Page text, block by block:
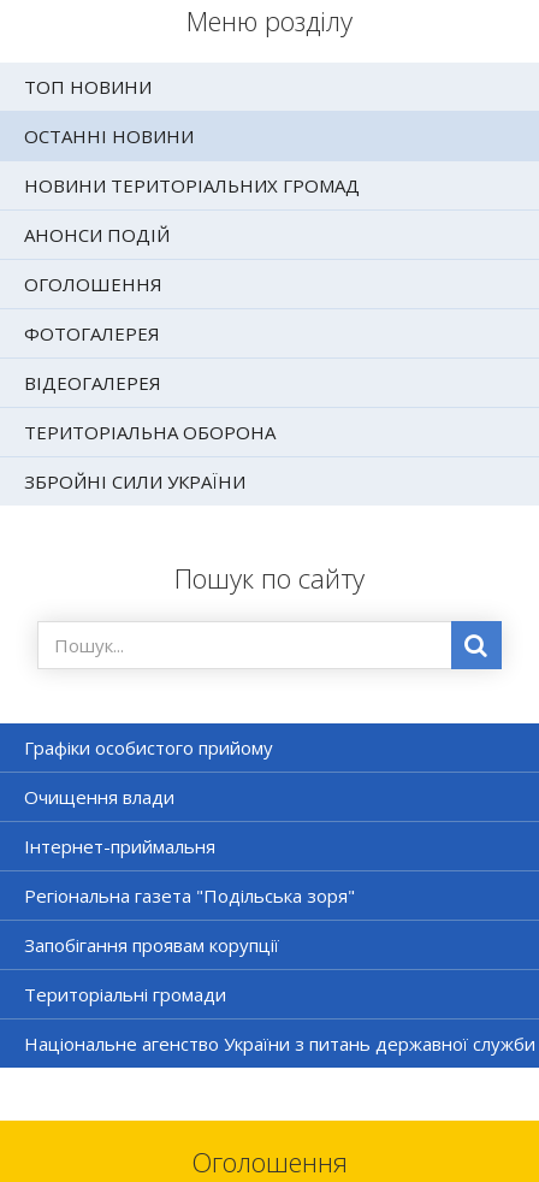
Меню розділу
ТОП НОВИНИ
ОСТАННІ НОВИНИ
НОВИНИ ТЕРИТОРІАЛЬНИХ ГРОМАД
АНОНСИ ПОДІЙ
ОГОЛОШЕННЯ
ФОТОГАЛЕРЕЯ
ВІДЕОГАЛЕРЕЯ
ТЕРИТОРІАЛЬНА ОБОРОНА
ЗБРОЙНІ СИЛИ УКРАЇНИ
Пошук по сайту
Графіки особистого прийому
Очищення влади
Інтернет-приймальня
Регіональна газета "Подільська зоря"
Запобігання проявам корупції
Територіальні громади
Національне агенство України з питань державної служби
Оголошення